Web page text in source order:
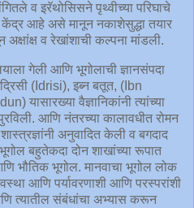
व इरॅथोसिसने पृथ्वीच्या परिघाचे
केंद्र आहे असे मानून नकाशेसुद्धा तयार
व रेखांशाची कल्पना मांडली.
गेली आणि भूगोलाची ज्ञानसंपदा
(Idrisi), इब्न बतूत, (Ibn
यासारख्या वैज्ञानिकांनी त्यांच्या
आणि नंतरच्या कालावधीत रोमन
अनुवादित केली व बगदाद
बहुतेकदा दोन शाखांच्या रूपात
भौतिक भूगोल. मानवाचा भूगोल लोक
आणि पर्यावरणाशी आणि परस्परांशी
त्यातील संबंधांचा अभ्यास करून